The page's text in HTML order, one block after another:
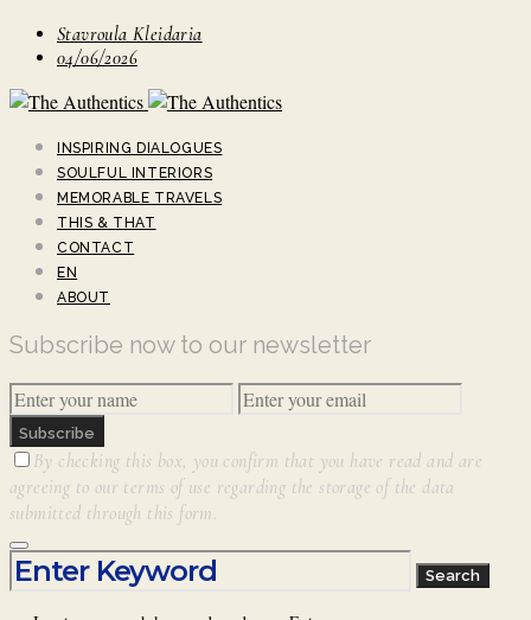
Stavroula Kleidaria
04/06/2026
INSPIRING DIALOGUES
SOULFUL INTERIORS
MEMORABLE TRAVELS
THIS & THAT
CONTACT
EN
ABOUT
Subscribe now to our newsletter
Subscribe
By checking this box, you confirm that you have read and are
agreeing to our terms of use regarding the storage of the data
submitted through this form.
Search for:
Search